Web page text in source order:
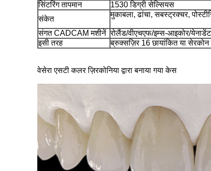
सिंटरिंग तापमान
1530 डिग्री सेल्सियस
संकेत
मुकाबला, ढांचा, सबस्ट्रक्चर,
संगत CADCAM मशीनें रोलैंड/वीएचएफ/इम्स-आइकोर/
इसी तरह
ब्रुक्सज़िर 16 छायांकित या सेरकोन
वेसेरा एसटी कलर ज़िरकोनिया द्वारा बनाया गया केस